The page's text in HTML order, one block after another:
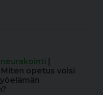
Miten opetus voisi